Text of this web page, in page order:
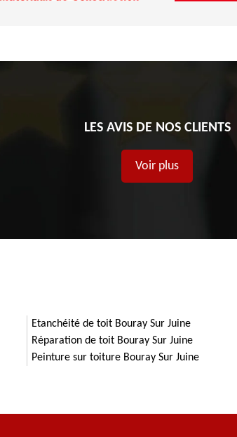
LES AVIS DE NOS CLIENTS
Voir plus
Etanchéité de toit Bouray Sur Juine
Réparation de toit Bouray Sur Juine
Peinture sur toiture Bouray Sur Juine